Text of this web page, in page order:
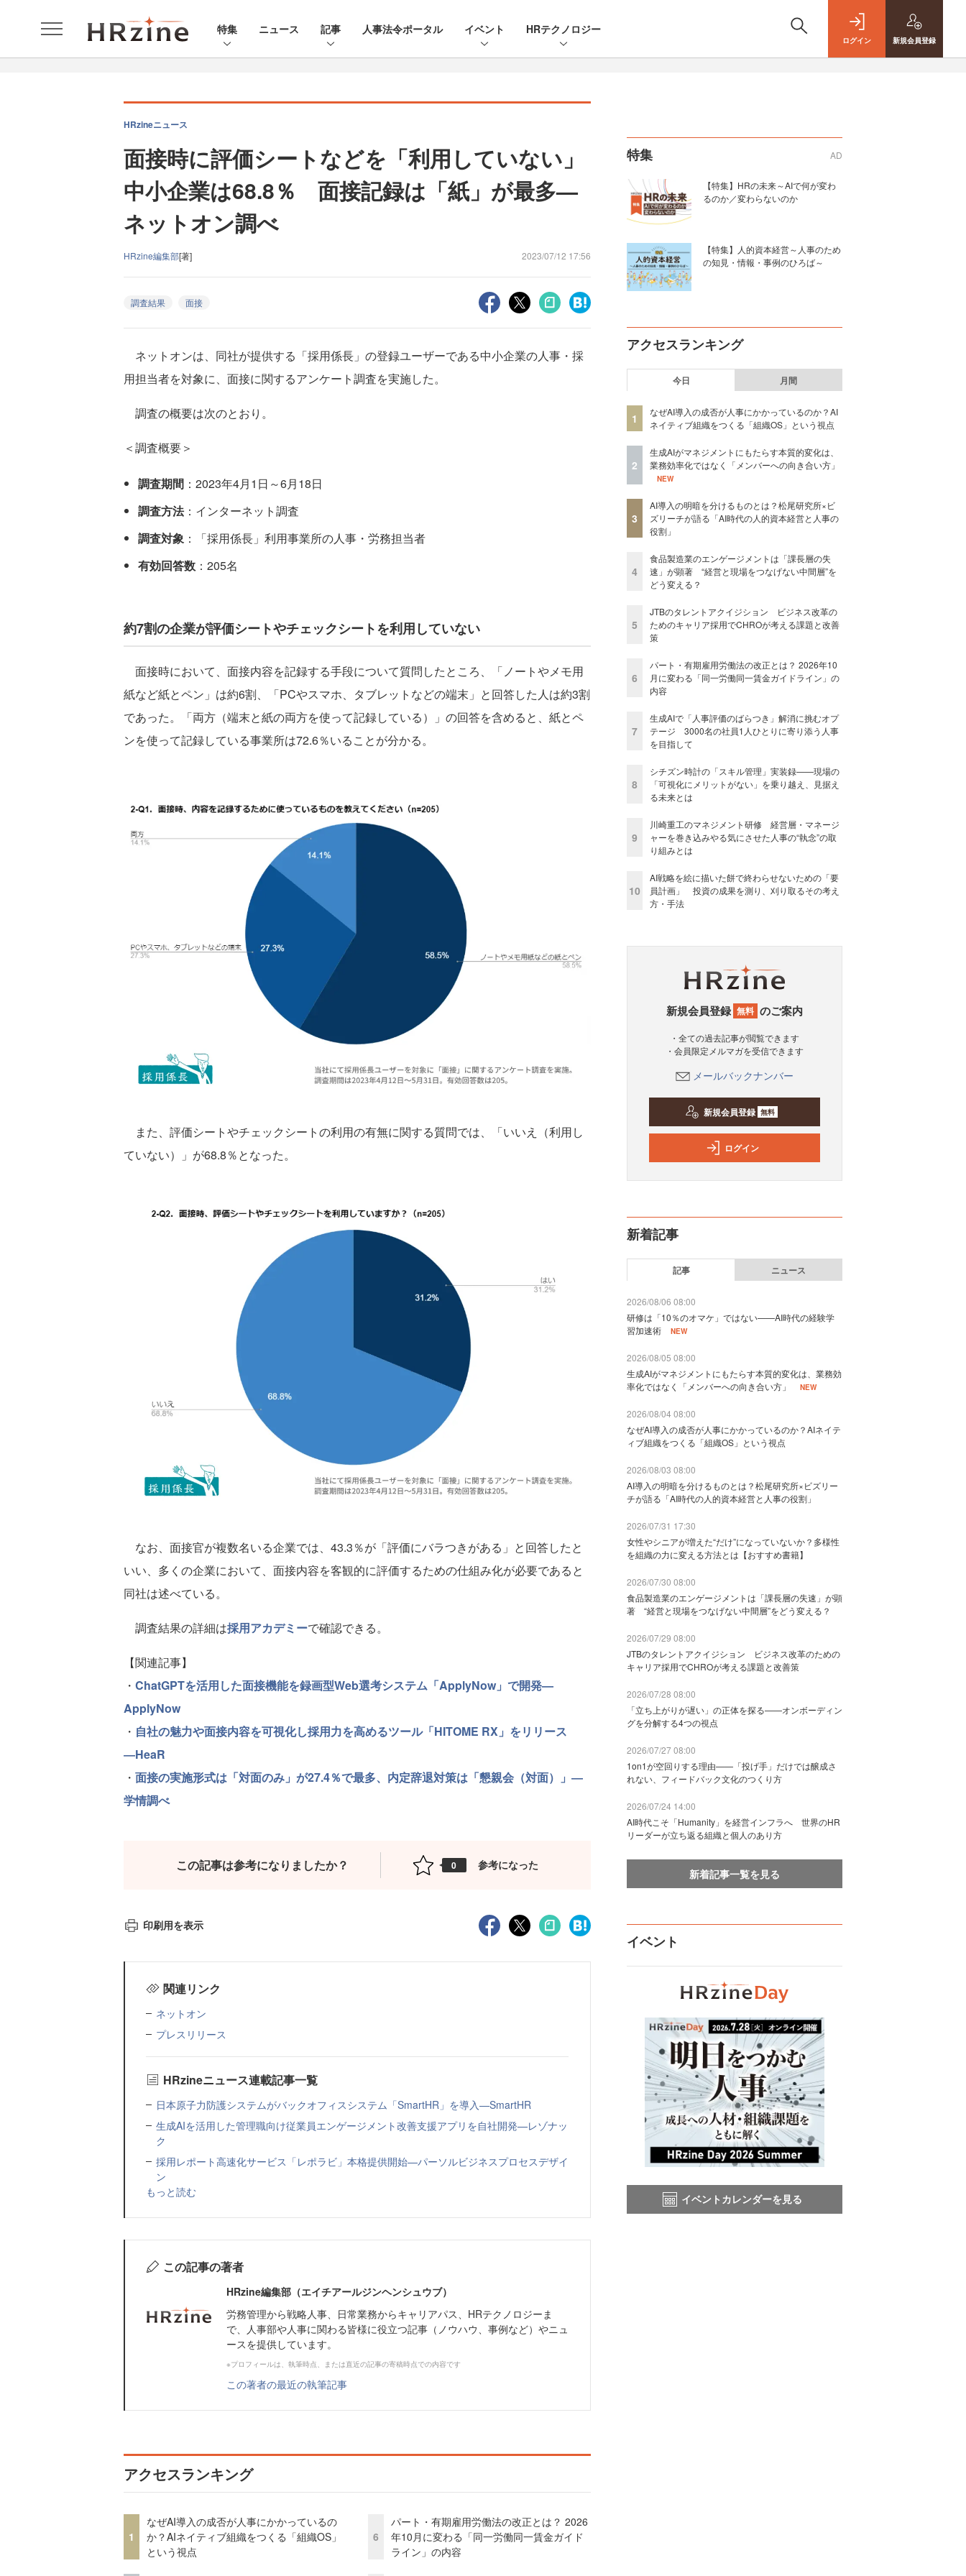
特集 ニュース 記事 人事法令ポータル イベント HRテクノロジー
ログイン 新規会員登録
HRzineニュース
面接時に評価シートなどを「利用していない」
中小企業は68.8％ 面接記録は「紙」が最多—
ネットオン調べ
HRzine編集部[著] 2023/07/12 17:56
調査結果 面接
ネットオンは、同社が提供する「採用係長」の登録ユーザーである中小企業の人事・採
用担当者を対象に、面接に関するアンケート調査を実施した。
調査の概要は次のとおり。
＜調査概要＞
調査期間 ：2023年4月1日～6月18日
調査方法：インターネット調査
調査対象 ：「採用係長」利用事業所の人事・労務担当者
有効回答数 ：205名
約7割の企業が評価シートやチェックシートを利用していない
面接時において、面接内容を記録する手段について質問したところ、「ノートやメモ用
紙など紙とペン」は約6割、「PCやスマホ、タブレットなどの端末」と回答した人は約3割
であった。「両方（端末と紙の両方を使って記録している）」の回答を含めると、紙とペ
ンを使って記録している事業所は72.6％いることが分かる。
また、評価シートやチェックシートの利用の有無に関する質問では、「いいえ（利用し
ていない）」が68.8％となった。
なお、面接官が複数名いる企業では、43.3％が「評価にバラつきがある」と回答したと
いい、多くの企業において、面接内容を客観的に評価するための仕組み化が必要であると
同社は述べている。
調査結果の詳細は採用アカデミーで確認できる。
【関連記事】
・ ChatGPTを活用した面接機能を録画型Web選考システム「ApplyNow」で開発—
ApplyNow
・ 自社の魅力や面接内容を可視化し採用力を高めるツール「HITOME RX」をリリース
―HeaR
・ 面接の実施形式は「対面のみ」が27.4％で最多、内定辞退対策は「懇親会（対面）」―
学情調べ
この記事は参考になりましたか？ 0 参考になった
印刷用を表示
関連リンク
ネットオン
プレスリリース
HRzineニュース連載記事一覧
日本原子力防護システムがバックオフィスシステム「SmartHR」を導入—SmartHR
生成AIを活用した管理職向け従業員エンゲージメント改善支援アプリを自社開発—レゾナッ
ク
採用レポート高速化サービス「レポラビ」本格提供開始—パーソルビジネスプロセスデザイ
ン
もっと読む
この記事の著者
HRzine編集部（エイチアールジンヘンシュウブ）
労務管理から戦略人事、日常業務からキャリアパス、HRテクノロジーま
で、人事部や人事に関わる皆様に役立つ記事（ノウハウ、事例など）やニュ
ースを提供しています。
※プロフィールは、執筆時点、または直近の記事の寄稿時点での内容です
この著者の最近の執筆記事
アクセスランキング
1
なぜAI導入の成否が人事にかかっているの
か？AIネイティブ組織をつくる「組織OS」
という視点
6
パート・有期雇用労働法の改正とは？ 2026
年10月に変わる「同一労働同一賃金ガイド
ライン」の内容
特集 AD
【特集】HRの未来～AIで何が変わ
るのか／変わらないのか
【特集】人的資本経営～人事のため
の知見・情報・事例のひろば～
アクセスランキング
今日 月間
1
なぜAI導入の成否が人事にかかっているのか？AI
ネイティブ組織をつくる「組織OS」という視点
2
生成AIがマネジメントにもたらす本質的変化は、
業務効率化ではなく「メンバーへの向き合い方」
NEW
3
AI導入の明暗を分けるものとは？松尾研究所×ビ
ズリーチが語る「AI時代の人的資本経営と人事の
役割」
4
食品製造業のエンゲージメントは「課長層の失
速」が顕著 “経営と現場をつなげない中間層”を
どう変える？
5
JTBのタレントアクイジション ビジネス改革の
ためのキャリア採用でCHROが考える課題と改善
策
6
パート・有期雇用労働法の改正とは？ 2026年10
月に変わる「同一労働同一賃金ガイドライン」の
内容
7
生成AIで「人事評価のばらつき」解消に挑むオプ
テージ 3000名の社員1人ひとりに寄り添う人事
を目指して
8
シチズン時計の「スキル管理」実装録——現場の
「可視化にメリットがない」を乗り越え、見据え
る未来とは
9
川崎重工のマネジメント研修 経営層・マネージ
ャーを巻き込みやる気にさせた人事の“執念”の取
り組みとは
10
AI戦略を絵に描いた餅で終わらせないための「要
員計画」 投資の成果を測り、刈り取るその考え
方・手法
新規会員登録 無料 のご案内
・全ての過去記事が閲覧できます
・会員限定メルマガを受信できます
メールバックナンバー
新規会員登録 無料
ログイン
新着記事
記事 ニュース
2026/08/06 08:00
研修は「10％のオマケ」ではない——AI時代の経験学
習加速術
NEW
2026/08/05 08:00
生成AIがマネジメントにもたらす本質的変化は、業務効
率化ではなく「メンバーへの向き合い方」
NEW
2026/08/04 08:00
なぜAI導入の成否が人事にかかっているのか？AIネイテ
ィブ組織をつくる「組織OS」という視点
2026/08/03 08:00
AI導入の明暗を分けるものとは？松尾研究所×ビズリー
チが語る「AI時代の人的資本経営と人事の役割」
2026/07/31 17:30
女性やシニアが増えた“だけ”になっていないか？多様性
を組織の力に変える方法とは【おすすめ書籍】
2026/07/30 08:00
食品製造業のエンゲージメントは「課長層の失速」が顕
著 “経営と現場をつなげない中間層”をどう変える？
2026/07/29 08:00
JTBのタレントアクイジション ビジネス改革のための
キャリア採用でCHROが考える課題と改善策
2026/07/28 08:00
「立ち上がりが遅い」の正体を探る——オンボーディン
グを分解する4つの視点
2026/07/27 08:00
1on1が空回りする理由——「投げ手」だけでは醸成さ
れない、フィードバック文化のつくり方
2026/07/24 14:00
AI時代こそ「Humanity」を経営インフラへ 世界のHR
リーダーが立ち返る組織と個人のあり方
新着記事一覧を見る
イベント
イベントカレンダーを見る